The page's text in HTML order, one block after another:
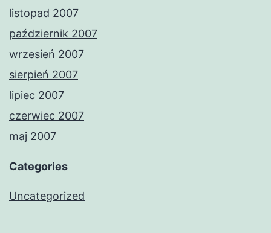
listopad 2007
październik 2007
wrzesień 2007
sierpień 2007
lipiec 2007
czerwiec 2007
maj 2007
Categories
Uncategorized